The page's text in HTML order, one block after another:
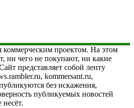
коммерческим проектом. На этом
ни чего не покупают, ни какие
представляет собой ленту
kommersant.ru,
без искажения,
публикуемых новостей